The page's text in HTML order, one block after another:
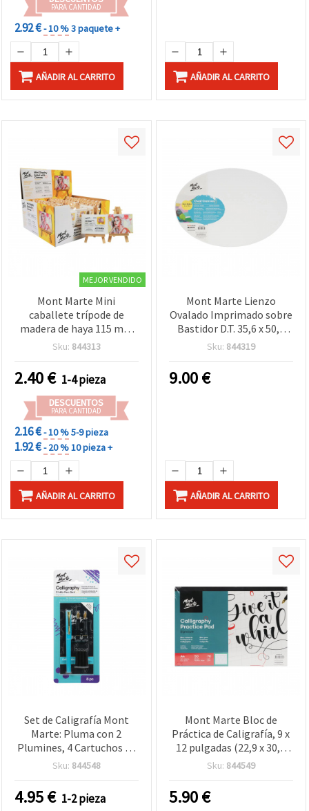
PARA CANTIDAD
2.92 €- 10 %3 paquete +
AÑADIR AL CARRITO AÑADIR AL CARRITO
MEJOR VENDIDO
Mont Marte Mini
caballete trípode de
madera de haya 115 mm
con lienzo sobre bastidor
Sku: 844313
2.40€ 1-4 pieza
DESCUENTOS
PARA CANTIDAD
2.16 €- 10 %5-9 pieza
1.92 €- 20 %10 pieza +
AÑADIR AL CARRITO
Mont Marte Lienzo
Ovalado Imprimado sobre
Bastidor D.T. 35,6 x 50,8
cm
Sku: 844319
9.00€
AÑADIR AL CARRITO
Set de Caligrafía Mont
Marte: Pluma con 2
Plumines, 4 Cartuchos de
Tinta Negra e
Sku: 844548
4.95€ 1-2 pieza
Mont Marte Bloc de
Práctica de Caligrafía, 9 x
12 pulgadas (22,9 x 30,5
cm), 50 hojas – Papel
caligrafía, ideal para
artistas, estudiantes y
Sku: 844549
5.90€